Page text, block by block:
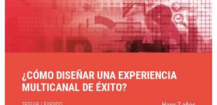
¿CÓMO DISEÑAR UNA EXPERIENCIA
MULTICANAL DE ÉXITO?